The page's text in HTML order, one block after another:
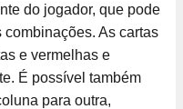
do jogador, que pode
As cartas
e vermelhas e
É possível também
para outra,